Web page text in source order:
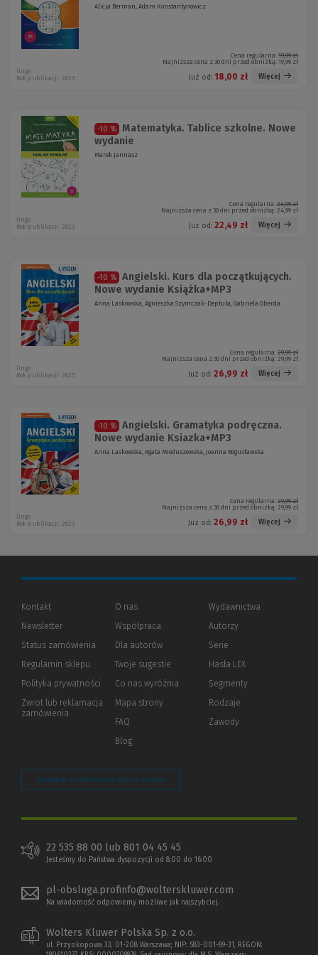
Alicja Berman, Adam Konstantynowicz
Cena regularna: 19,99 zł
Najniższa cena z 30 dni przed obniżką: 19,99 zł
Już od: 18,00 zł Więcej
lingo
Rok publikacji: 2023
-10 %
Matematyka. Tablice szkolne. Nowe
wydanie
Marek Jannasz
Cena regularna: 24,99 zł
Najniższa cena z 30 dni przed obniżką: 24,99 zł
Już od: 22,49 zł Więcej
lingo
Rok publikacji: 2023
-10 %
Angielski. Kurs dla początkujących.
Nowe wydanie Książka+MP3
Anna Laskowska, Agnieszka Szymczak-Deptuła, Gabriela Oberda
Cena regularna: 29,99 zł
Najniższa cena z 30 dni przed obniżką: 29,99 zł
Już od: 26,99 zł Więcej
lingo
Rok publikacji: 2023
-10 %
Angielski. Gramatyka podręczna.
Nowe wydanie Ksiazka+MP3
Anna Laskowska, Agata Mioduszewska, Joanna Bogusławska
Cena regularna: 29,99 zł
Najniższa cena z 30 dni przed obniżką: 29,99 zł
Już od: 26,99 zł Więcej
lingo
Rok publikacji: 2023
Kontakt
Newsletter
Status zamówienia
Regulamin sklepu
Polityka prywatności (Nowe
(Link
innej
Zwrot lub reklamacja
zamówienia
O nas
Współpraca
Dla autorów(Nowe
(Link
innej
strony)
Twoje sugestie
Co nas wyróżnia
Mapa strony
FAQ
Blog
Wydawnictwa
Autorzy
Serie
Hasła LEX
Segmenty
Rodzaje
Zawody
Zarządzaj preferencjami plików cookie
22 535 88 00 lub 801 04 45 45
Jesteśmy do Państwa dyspozycji od 8:00 do 16:00
pl-obsluga.profinfo@wolterskluwer.com
Na wiadomość odpowiemy możliwe jak najszybciej.
Wolters Kluwer Polska Sp. z o.o.
ul. Przyokopowa 33, 01-208 Warszawa; NIP: 583-001-89-31, REGON: